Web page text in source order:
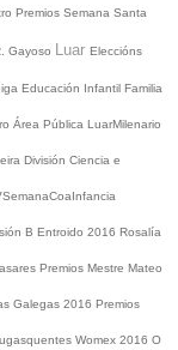
Premios Semana Santa
Gayoso Luar Eleccións
Educación Infantil Familia
Área Pública LuarMilenario
División Ciencia e
B Entroido 2016 Rosalía
Premios Mestre Mateo
Galegas 2016 Premios
Womex 2016 O